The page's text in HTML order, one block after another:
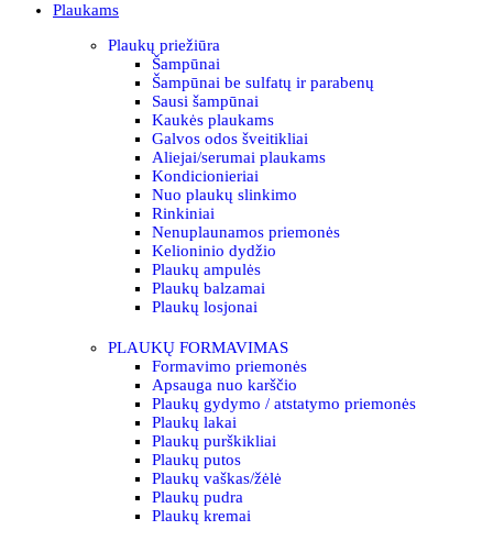
Plaukams
Plaukų priežiūra
Šampūnai
Šampūnai be sulfatų ir parabenų
Sausi šampūnai
Kaukės plaukams
Galvos odos šveitikliai
Aliejai/serumai plaukams
Kondicionieriai
Nuo plaukų slinkimo
Rinkiniai
Nenuplaunamos priemonės
Kelioninio dydžio
Plaukų ampulės
Plaukų balzamai
Plaukų losjonai
PLAUKŲ FORMAVIMAS
Formavimo priemonės
Apsauga nuo karščio
Plaukų gydymo / atstatymo priemonės
Plaukų lakai
Plaukų purškikliai
Plaukų putos
Plaukų vaškas/žėlė
Plaukų pudra
Plaukų kremai